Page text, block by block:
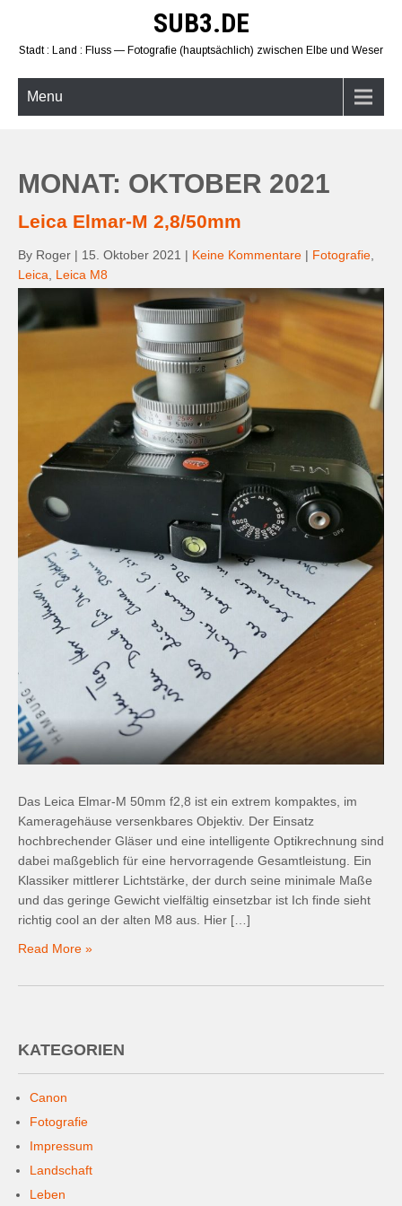
content
SUB3.DE
Stadt : Land : Fluss — Fotografie (hauptsächlich) zwischen Elbe und Weser
Menu
MONAT: OKTOBER 2021
Leica Elmar-M 2,8/50mm
By Roger | 15. Oktober 2021 | Keine Kommentare | Fotografie
Leica
Leica M8
Das Leica Elmar-M 50mm f2,8 ist ein extrem kompaktes, im
Kameragehäuse versenkbares Objektiv. Der Einsatz
hochbrechender Gläser und eine intelligente Optikrechnung sind
dabei maßgeblich für eine hervorragende Gesamtleistung. Ein
Klassiker mittlerer Lichtstärke, der durch seine minimale Maße
und das geringe Gewicht vielfältig einsetzbar ist Ich finde sieht
richtig cool an der alten M8 aus. Hier […]
Read More »
KATEGORIEN
Canon
Fotografie
Impressum
Landschaft
Leben